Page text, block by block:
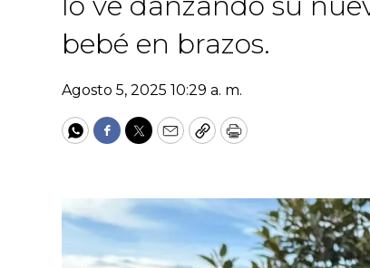
bebé en brazos.
Agosto 5, 2025 10:29 a. m.
WhatsApp
Facebook
Twitter
EmailCopyPrint